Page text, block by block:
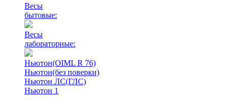
Весы
бытовые:
Весы
лабораторные:
Ньютон(OIML R 76)
Ньютон(без поверки)
Ньютон ЛС(ГЛС)
Ньютон 1